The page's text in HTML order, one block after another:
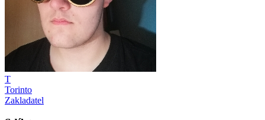
T
Torinto
Zakladatel